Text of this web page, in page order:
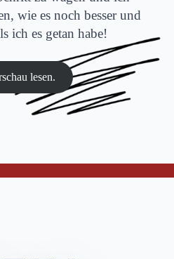
wie es noch besser und
ich es getan habe!
lesen.